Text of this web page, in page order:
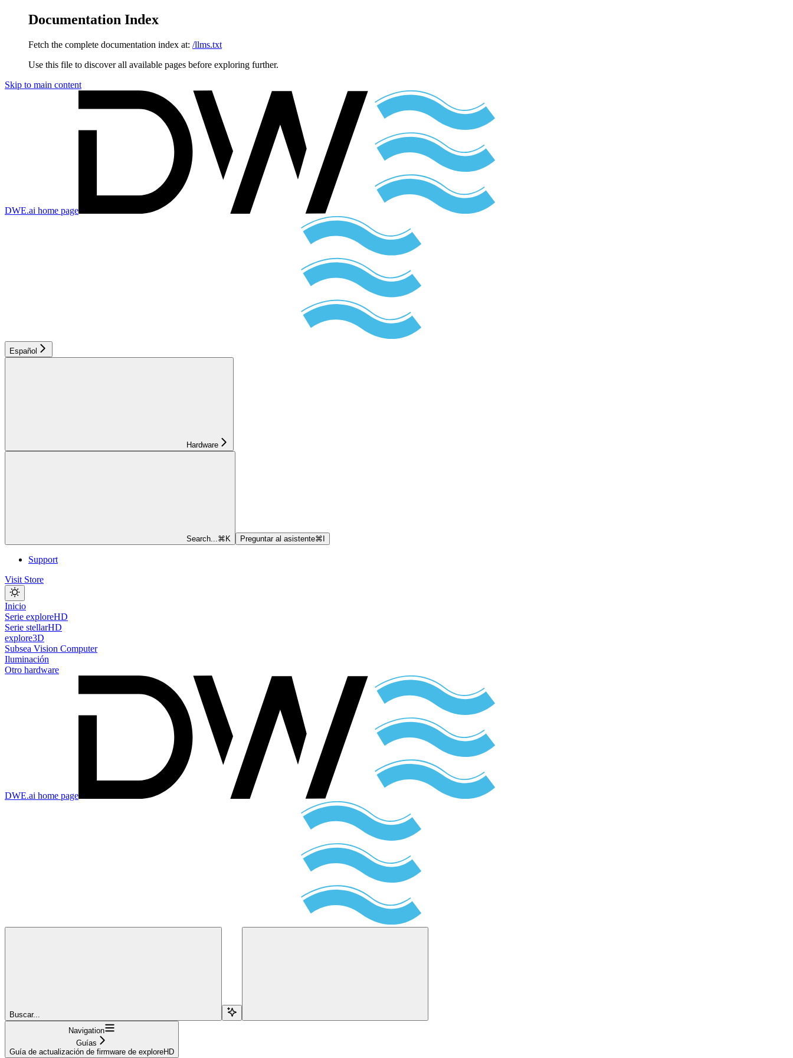
Documentation Index
Fetch the complete documentation index at: /llms.txt
Use this file to discover all available pages before exploring further.
Skip to main content
DWE.ai home page
Español
Hardware
Search...⌘ K Preguntar al asistente⌘
Support
Visit Store
Inicio
Serie exploreHD
Serie stellarHD
explore3D
Subsea Vision Computer
Iluminación
Otro hardware
DWE.ai home page
Buscar...
Navigation
Guías
Guía de actualización de firmware de exploreHD